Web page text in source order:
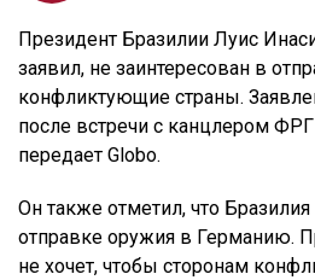
Президент Бразилии Луис
заявил, не заинтересован в
конфликтующие страны.
после встречи с канцлером
передает Globo.
Он также отметил, что Бразилия
отправке оружия в Германию.
не хочет, чтобы сторонам